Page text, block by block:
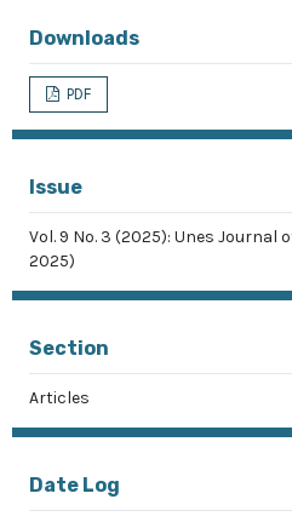
Downloads
PDF
Issue
Vol. 9 No. 3 (2025): Unes Journal
2025)
Section
Articles
Date Log